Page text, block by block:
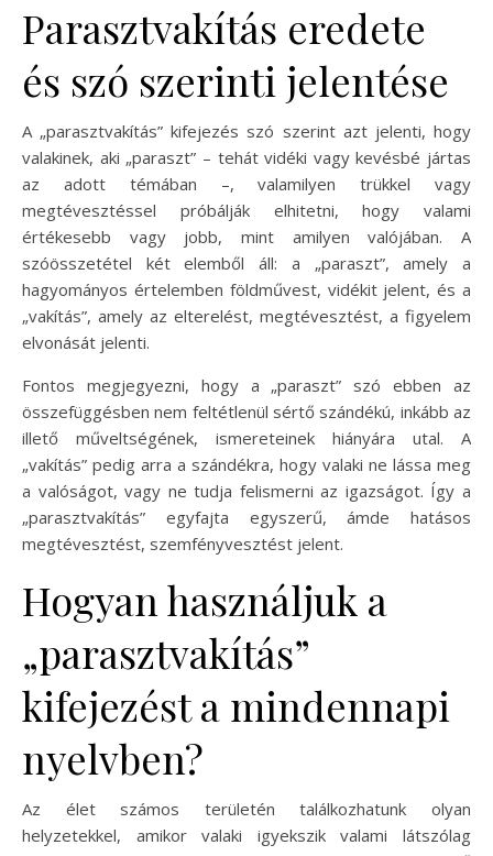
Parasztvakítás eredete
és szó szerinti jelentése
A „parasztvakítás” kifejezés szó szerint azt jelenti, hogy
valakinek, aki „paraszt” – tehát vidéki vagy kevésbé jártas
az adott témában –, valamilyen trükkel vagy
megtévesztéssel próbálják elhitetni, hogy valami
értékesebb vagy jobb, mint amilyen valójában. A
szóösszetétel két elemből áll: a „paraszt”, amely a
hagyományos értelemben földművest, vidékit jelent, és a
„vakítás”, amely az elterelést, megtévesztést, a figyelem
elvonását jelenti.
Fontos megjegyezni, hogy a „paraszt” szó ebben az
összefüggésben nem feltétlenül sértő szándékú, inkább az
illető műveltségének, ismereteinek hiányára utal. A
„vakítás” pedig arra a szándékra, hogy valaki ne lássa meg
a valóságot, vagy ne tudja felismerni az igazságot. Így a
„parasztvakítás” egyfajta egyszerű, ámde hatásos
megtévesztést, szemfényvesztést jelent.
Hogyan használjuk a
„parasztvakítás”
kifejezést a mindennapi
nyelvben?
Az élet számos területén találkozhatunk olyan
helyzetekkel, amikor valaki igyekszik valami látszólag